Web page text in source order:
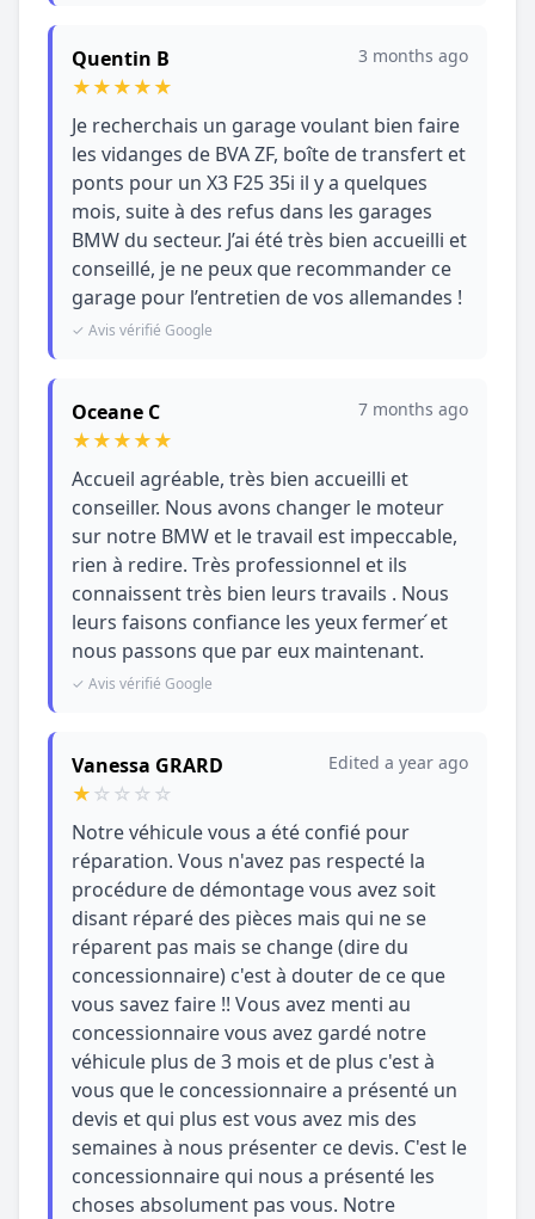
Quentin B
★★★★★
3 months ago
Je recherchais un garage voulant bien faire
les vidanges de BVA ZF, boîte de transfert et
ponts pour un X3 F25 35i il y a quelques
mois, suite à des refus dans les garages
BMW du secteur. J’ai été très bien accueilli et
conseillé, je ne peux que recommander ce
garage pour l’entretien de vos allemandes !
✓ Avis vérifié Google
Oceane C
★★★★★
7 months ago
Accueil agréable, très bien accueilli et
conseiller. Nous avons changer le moteur
sur notre BMW et le travail est impeccable,
rien à redire. Très professionnel et ils
connaissent très bien leurs travails . Nous
leurs faisons confiance les yeux fermer ́et
nous passons que par eux maintenant.
✓ Avis vérifié Google
Vanessa GRARD
★☆ ☆ ☆ ☆
Edited a year ago
Notre véhicule vous a été confié pour
réparation. Vous n'avez pas respecté la
procédure de démontage vous avez soit
disant réparé des pièces mais qui ne se
réparent pas mais se change (dire du
concessionnaire) c'est à douter de ce que
vous savez faire !! Vous avez menti au
concessionnaire vous avez gardé notre
véhicule plus de 3 mois et de plus c'est à
vous que le concessionnaire a présenté un
devis et qui plus est vous avez mis des
semaines à nous présenter ce devis. C'est le
concessionnaire qui nous a présenté les
choses absolument pas vous. Notre